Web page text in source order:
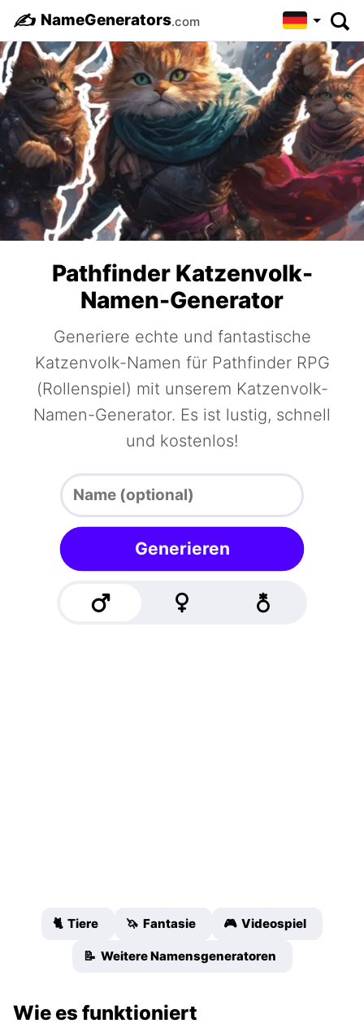
✍️ NameGenerators.com
Pathfinder Katzenvolk-
Namen-Generator
Generiere echte und fantastische
Katzenvolk-Namen für Pathfinder RPG
(Rollenspiel) mit unserem Katzenvolk-
Namen-Generator. Es ist lustig, schnell
und kostenlos!
Generieren
🐈 Tiere 🦄 Fantasie 🎮 Videospiel
📝 Weitere Namensgeneratoren
Wie es funktioniert